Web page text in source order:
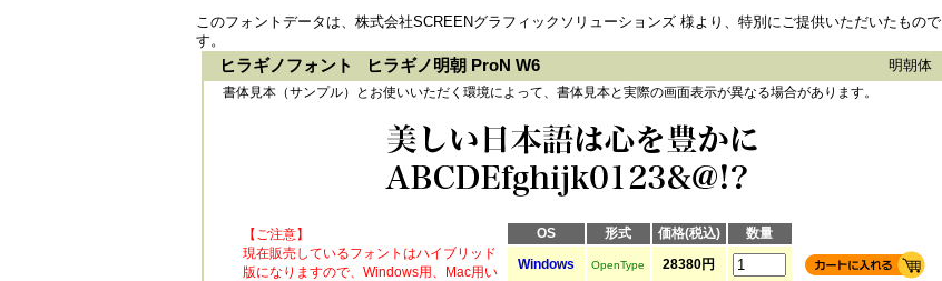
このフォントデータは、株式会社SCREENグラフィックソリューションズ 様より、特別にご提供いただいたもので
す。
ヒラギノフォント ヒラギノ明朝 ProN W6 明朝体
書体見本（サンプル）とお使いいただく環境によって、書体見本と実際の画面表示が異なる場合があります。
【ご注意】
現在販売しているフォントはハイブリッド
版になりますので、Windows用、Mac用い
OS 形式 価格(税込)
数量
Windows
OpenType 28380円